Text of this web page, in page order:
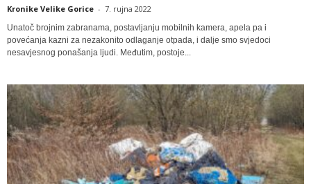
Kronike Velike Gorice - 7. rujna 2022
Unatoč brojnim zabranama, postavljanju mobilnih kamera, apela pa i
povećanja kazni za nezakonito odlaganje otpada, i dalje smo svjedoci
nesavjesnog ponašanja ljudi. Međutim, postoje...